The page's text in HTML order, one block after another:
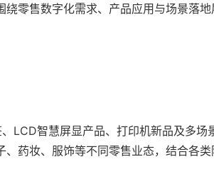
零售数字化需求、产品应用与场景落地
LCD智慧屏显产品、打印机新品及多场
药妆、服饰等不同零售业态，结合各